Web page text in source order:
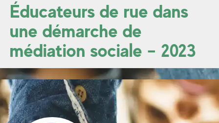
Éducateurs de rue dans
une démarche de
médiation sociale – 2023